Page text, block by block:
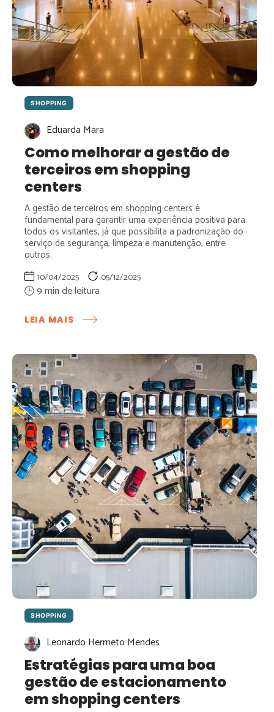
SHOPPING
Eduarda Mara
Como melhorar a gestão de
terceiros em shopping
centers
A gestão de terceiros em shopping centers é
fundamental para garantir uma experiência positiva para
todos os visitantes, já que possibilita a padronização do
serviço de segurança, limpeza e manutenção, entre
outros.
10/04/2025 05/12/2025
LEIA MAIS
COMO
A
GESTÃO
DE
TERCEIROS
EM
SHOPPING
CENTERS
SHOPPING
Leonardo Hermeto Mendes
Estratégias para uma boa
gestão de estacionamento
em shopping centers